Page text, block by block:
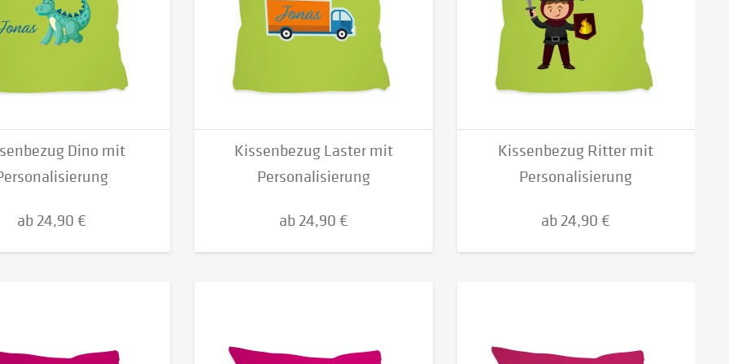
Dino mit
ab 24,90 €
Kissenbezug Laster mit
Personalisierung
ab 24,90 €
Kissenbezug Ritter mit
Personalisierung
ab 24,90 €